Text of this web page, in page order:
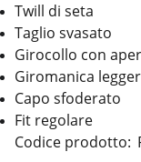
Twill di seta
Taglio svasato
Girocollo con
Giromanica
Capo sfoderato
Fit regolare
Codice prodotto: